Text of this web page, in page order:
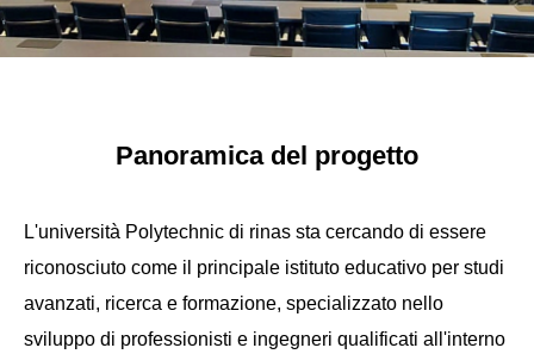
Panoramica del progetto
L'università Polytechnic di rinas sta cercando di essere
riconosciuto come il principale istituto educativo per studi
avanzati, ricerca e formazione, specializzato nello
sviluppo di professionisti e ingegneri qualificati all'interno